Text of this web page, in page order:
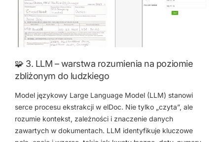
🧩 3. LLM – warstwa rozumienia na poziomie
zbliżonym do ludzkiego
Model językowy Large Language Model (LLM) stanowi
serce procesu ekstrakcji w elDoc. Nie tylko „czyta”, ale
rozumie kontekst, zależności i znaczenie danych
zawartych w dokumentach. LLM identyfikuje kluczowe